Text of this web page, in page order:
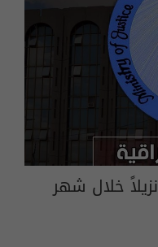
العدل تعلن إطلاق سراح 519 نزيلاً خلال شهر